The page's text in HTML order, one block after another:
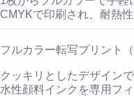
CMYKで印刷され、耐熱
フルカラー転写プリント
クッキリとしたデザイン
水性顔料インクを専用フ